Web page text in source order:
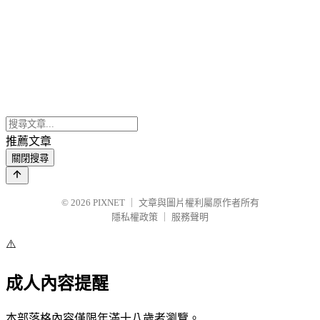
推薦文章
關閉搜尋
© 2026 PIXNET
文章與圖片權利屬原作者所有
隱私權政策
服務聲明
⚠️
成人內容提醒